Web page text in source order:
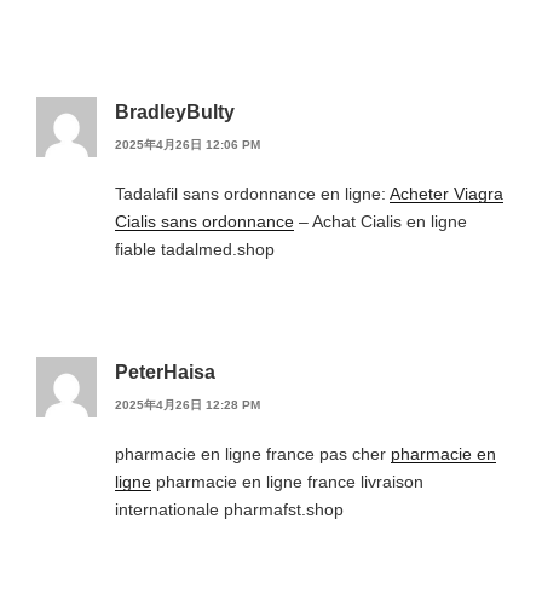
BradleyBulty
2025年4月26日 12:06 PM
Tadalafil sans ordonnance en ligne: Acheter Viagra
Cialis sans ordonnance – Achat Cialis en ligne
fiable tadalmed.shop
PeterHaisa
2025年4月26日 12:28 PM
pharmacie en ligne france pas cher pharmacie en
ligne pharmacie en ligne france livraison
internationale pharmafst.shop